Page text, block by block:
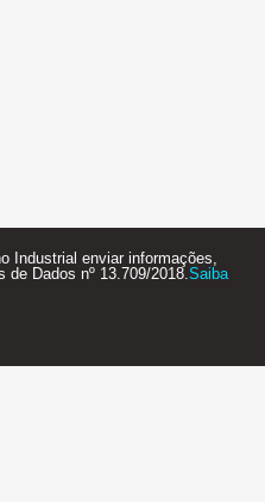
Industrial enviar informações,
Dados nº 13.709/2018. Saiba